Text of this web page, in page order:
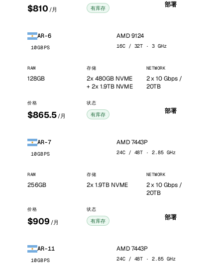
$810 /月 有库存 部署
AR-6
10GBPS
AMD 9124
16C / 32T · 3 GHz
RAM
128GB
存储
2x 480GB NVME
+ 2x 1.9TB NVME
NETWORK
2 x 10 Gbps /
20TB
价格
$865.5 /月
状态
有库存 部署
AR-7
10GBPS
AMD 7443P
24C / 48T · 2.85 GHz
RAM
256GB
存储
2x 1.9TB NVME
NETWORK
2 x 10 Gbps /
20TB
价格
$909 /月
状态
有库存 部署
AR-11
10GBPS
AMD 7443P
24C / 48T · 2.85 GHz